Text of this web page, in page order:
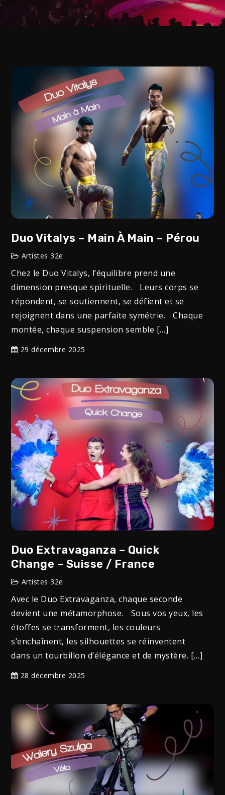
Duo Vitalys – Main À Main – Pérou
Artistes 32e
Chez le Duo Vitalys, l’équilibre prend une
dimension presque spirituelle. Leurs corps se
répondent, se soutiennent, se défient et se
rejoignent dans une parfaite symétrie. Chaque
montée, chaque suspension semble […]
29 décembre 2025
Duo Extravaganza – Quick
Change – Suisse / France
Artistes 32e
Avec le Duo Extravaganza, chaque seconde
devient une métamorphose. Sous vos yeux, les
étoffes se transforment, les couleurs
s’enchaînent, les silhouettes se réinventent
dans un tourbillon d’élégance et de mystère. […]
28 décembre 2025